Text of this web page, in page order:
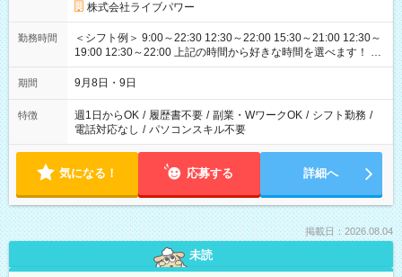
株式会社ライブパワー
勤務時間
＜シフト例＞ 9:00～22:30 12:30～22:00 15:30～21:00 12:30～
19:00 12:30～22:00 上記の時間から好きな時間を選べます！ ※
時間は変更となる可能性があります
期間 9月8日・9日
特徴 週1日からOK / 履歴書不要 / 副業・WワークOK / シフト勤務 /
電話対応なし / パソコンスキル不要
気になる！ 応募する 詳細へ
掲載日：2026.08.04
未読